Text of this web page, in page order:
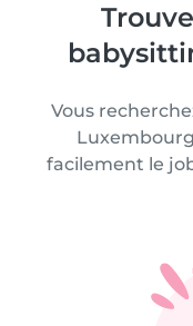
Vous
facilement le